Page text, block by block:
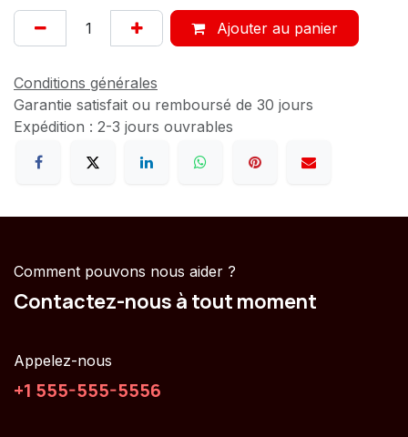
Ajouter au panier
Conditions générales
Garantie satisfait ou remboursé de 30 jours
Expédition : 2-3 jours ouvrables
Comment pouvons nous aider ?
Contactez-nous à tout moment
Appelez-nous
+1 555-555-5556